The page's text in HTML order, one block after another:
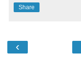
Share
‹